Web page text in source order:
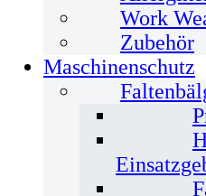
Work
Zubehör
Maschinenschutz